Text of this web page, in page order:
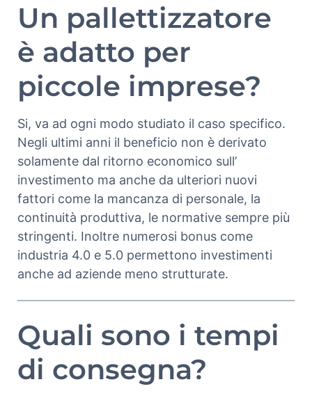
Un pallettizzatore
è adatto per
piccole imprese?
Si, va ad ogni modo studiato il caso specifico.
Negli ultimi anni il beneficio non è derivato
solamente dal ritorno economico sull’
investimento ma anche da ulteriori nuovi
fattori come la mancanza di personale, la
continuità produttiva, le normative sempre più
stringenti. Inoltre numerosi bonus come
industria 4.0 e 5.0 permettono investimenti
anche ad aziende meno strutturate.
Quali sono i tempi
di consegna?